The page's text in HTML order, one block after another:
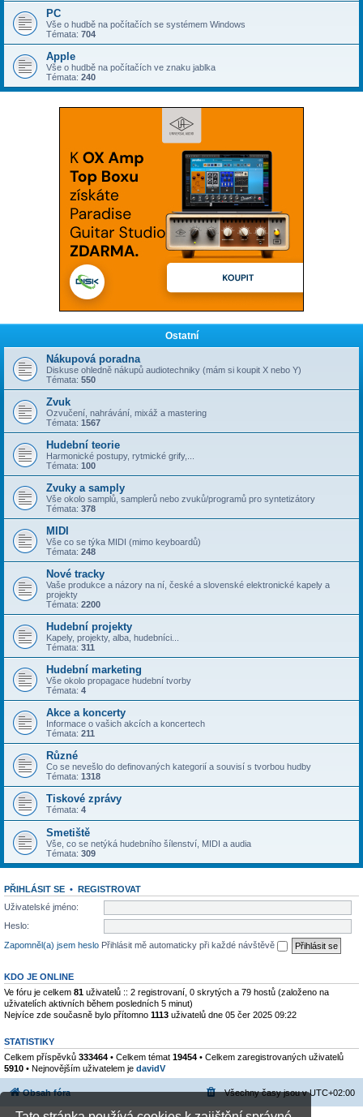
PC
Vše o hudbě na počítačích se systémem Windows
Témata: 704
Apple
Vše o hudbě na počítačích ve znaku jablka
Témata: 240
Ostatní
Nákupová poradna
Diskuse ohledně nákupů audiotechniky (mám si koupit X nebo Y)
Témata: 550
Zvuk
Ozvučení, nahrávání, mixáž a mastering
Témata: 1567
Hudební teorie
Harmonické postupy, rytmické grify,...
Témata: 100
Zvuky a samply
Vše okolo samplů, samplerů nebo zvuků/programů pro syntetizátory
Témata: 378
MIDI
Vše co se týka MIDI (mimo keyboardů)
Témata: 248
Nové tracky
Vaše produkce a názory na ní, české a slovenské elektronické kapely a
projekty
Témata: 2200
Hudební projekty
Kapely, projekty, alba, hudebníci...
Témata: 311
Hudební marketing
Vše okolo propagace hudební tvorby
Témata: 4
Akce a koncerty
Informace o vašich akcích a koncertech
Témata: 211
Různé
Co se nevešlo do definovaných kategorií a souvisí s tvorbou hudby
Témata: 1318
Tiskové zprávy
Témata: 4
Smetiště
Vše, co se netýká hudebního šílenství, MIDI a audia
Témata: 309
PŘIHLÁSIT SE • REGISTROVAT
Uživatelské jméno:
Heslo:
Zapomněl(a) jsem heslo Přihlásit mě automaticky při každé návštěvě
KDO JE ONLINE
Ve fóru je celkem 81 uživatelů :: 2 registrovaní, 0 skrytých a 79 hostů (založeno na
uživatelích aktivních během posledních 5 minut)
Nejvíce zde současně bylo přítomno 1113 uživatelů dne 05 čer 2025 09:22
STATISTIKY
Celkem příspěvků 333464 • Celkem témat 19454 • Celkem zaregistrovaných uživatelů
5910 • Nejnovějším uživatelem je davidV
Obsah fóra Všechny časy jsou vUTC+02:00